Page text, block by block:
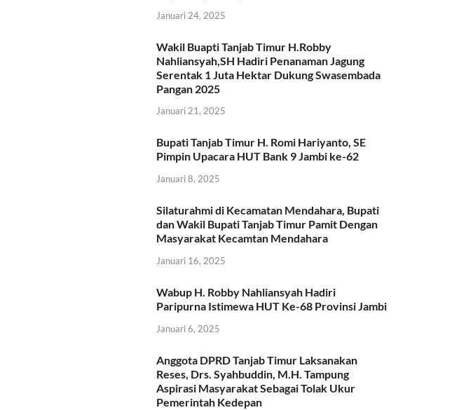
Januari 24, 2025
Wakil Buapti Tanjab Timur H.Robby
Nahliansyah,SH Hadiri Penanaman Jagung
Serentak 1 Juta Hektar Dukung Swasembada
Pangan 2025
Januari 21, 2025
Bupati Tanjab Timur H. Romi Hariyanto, SE
Pimpin Upacara HUT Bank 9 Jambi ke-62
Januari 8, 2025
Silaturahmi di Kecamatan Mendahara, Bupati
dan Wakil Bupati Tanjab Timur Pamit Dengan
Masyarakat Kecamtan Mendahara
Januari 16, 2025
Wabup H. Robby Nahliansyah Hadiri
Paripurna Istimewa HUT Ke-68 Provinsi Jambi
Januari 6, 2025
Anggota DPRD Tanjab Timur Laksanakan
Reses, Drs. Syahbuddin, M.H. Tampung
Aspirasi Masyarakat Sebagai Tolak Ukur
Pemerintah Kedepan